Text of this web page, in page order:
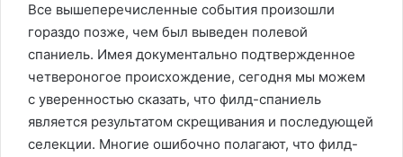
Все вышеперечисленные события произошли
гораздо позже, чем был выведен полевой
спаниель. Имея документально подтвержденное
четвероногое происхождение, сегодня мы можем
с уверенностью сказать, что филд-спаниель
является результатом скрещивания и последующей
селекции. Многие ошибочно полагают, что филд-